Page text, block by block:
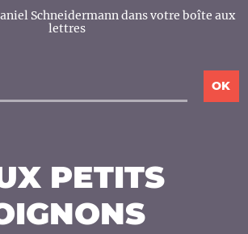
Schneidermann dans votre boîte aux
lettres
PETITS